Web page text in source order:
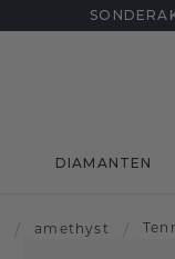
DIAMANTEN
/ amethyst /